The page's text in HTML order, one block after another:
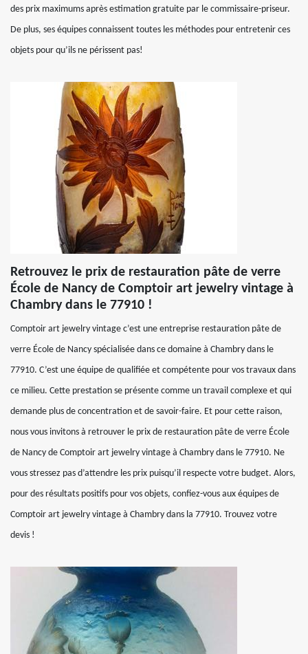
des prix maximums après estimation gratuite par le commissaire-priseur.
De plus, ses équipes connaissent toutes les méthodes pour entretenir ces
objets pour qu’ils ne périssent pas!
Retrouvez le prix de restauration pâte de verre
École de Nancy de Comptoir art jewelry vintage à
Chambry dans le 77910 !
Comptoir art jewelry vintage c’est une entreprise restauration pâte de
verre École de Nancy spécialisée dans ce domaine à Chambry dans le
77910. C’est une équipe de qualifiée et compétente pour vos travaux dans
ce milieu. Cette prestation se présente comme un travail complexe et qui
demande plus de concentration et de savoir-faire. Et pour cette raison,
nous vous invitons à retrouver le prix de restauration pâte de verre École
de Nancy de Comptoir art jewelry vintage à Chambry dans le 77910. Ne
vous stressez pas d’attendre les prix puisqu’il respecte votre budget. Alors,
pour des résultats positifs pour vos objets, confiez-vous aux équipes de
Comptoir art jewelry vintage à Chambry dans la 77910. Trouvez votre
devis !